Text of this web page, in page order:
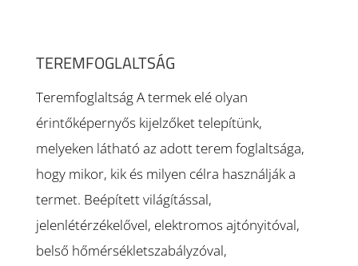
TEREMFOGLALTSÁG
Teremfoglaltság A termek elé olyan
érintőképernyős kijelzőket telepítünk,
melyeken látható az adott terem foglaltsága,
hogy mikor, kik és milyen célra használják a
termet. Beépített világítással,
jelenlétérzékelővel, elektromos ajtónyitóval,
belső hőmérsékletszabályzóval,